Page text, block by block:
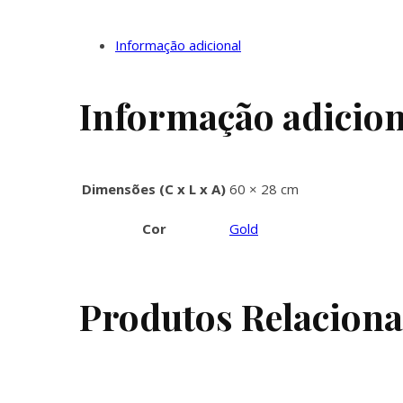
Informação adicional
Informação
Dimensões (C x L x A) 60 × 28 cm
Cor Gold
Produtos